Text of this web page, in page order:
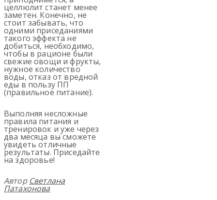
целлюлит станет менее
заметен. Конечно, не
стоит забывать, что
одними приседаниями
такого эффекта не
добиться, необходимо,
чтобы в рационе были
свежие овощи и фрукты,
нужное количество
воды, отказ от вредной
еды в пользу ПП
(правильное питание).
Выполняя несложные
правила питания и
тренировок и уже через
два месяца вы сможете
увидеть отличные
результаты. Приседайте
на здоровье!
Автор Светлана
Патахонова